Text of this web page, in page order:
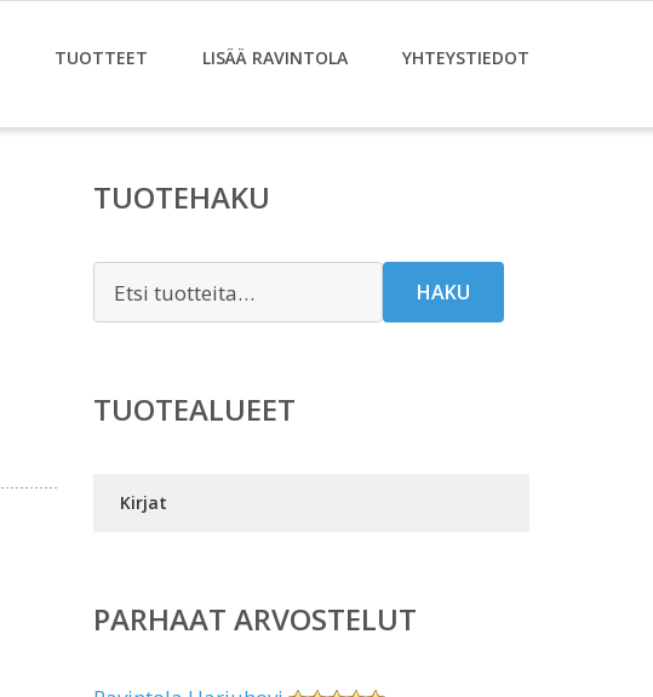
TUOTTEET LISÄÄ RAVINTOLA YHTEYSTIEDOT
TUOTEHAKU
HAKU
TUOTEALUEET
Kirjat
PARHAAT ARVOSTELUT